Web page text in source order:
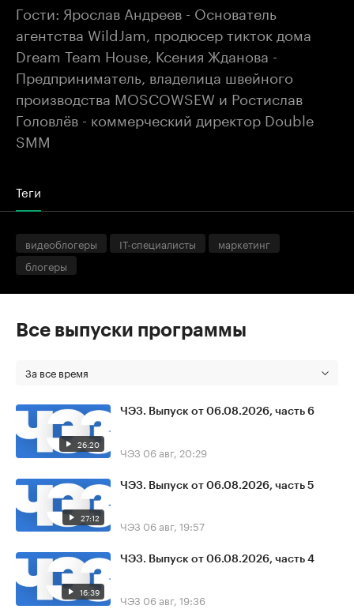
Гости: Ярослав Андреев - Основатель
агентства WildJam, продюсер тикток дома
Dream Team House, Ксения Жданова -
Предприниматель, владелица швейного
производства MOSCOWSEW и Ростислав
Головлëв - коммерческий директор Double
SMM
Теги
видеоблогеры IT-специалисты
маркетинг
блогеры
Все выпуски программы
За все время
26:20
ЧЭЗ. Выпуск от 06.08.2026, часть 6
ЧЭЗ 06 авг, 20:29
27:12
ЧЭЗ. Выпуск от 06.08.2026, часть 5
ЧЭЗ 06 авг, 19:57
16:39
ЧЭЗ. Выпуск от 06.08.2026, часть 4
ЧЭЗ 06 авг, 19:36